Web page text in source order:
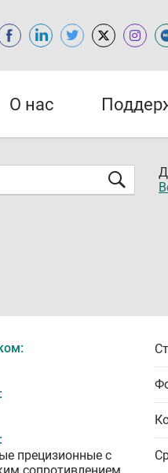
О нас
прецизионные с